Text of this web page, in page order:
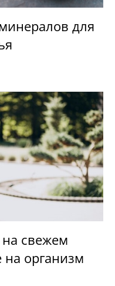
для
на свежем
на организм